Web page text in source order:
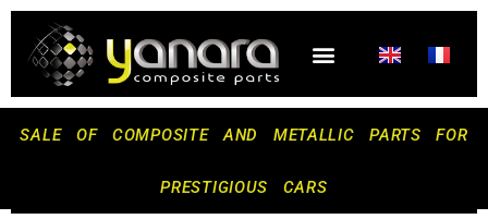
Skip
content
SALE OF COMPOSITE AND METALLIC PARTS FOR
PRESTIGIOUS CARS